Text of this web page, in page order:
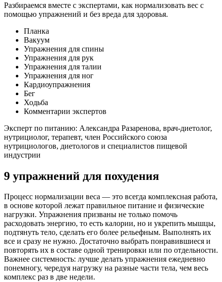
Разбираемся вместе с экспертами, как нормализовать вес с
помощью упражнений и без вреда для здоровья.
Планка
Вакуум
Упражнения для спины
Упражнения для рук
Упражнения для талии
Упражнения для ног
Кардиоупражнения
Бег
Ходьба
Комментарии экспертов
Эксперт по питанию: Александра Разаренова, врач-диетолог,
нутрициолог, терапевт, член Российского союза
нутрициологов, диетологов и специалистов пищевой
индустрии
9 упражнений для похудения
Процесс нормализации веса — это всегда комплексная работа,
в основе которой лежат правильное питание и физические
нагрузки. Упражнения призваны не только помочь
расходовать энергию, то есть калории, но и укрепить мышцы,
подтянуть тело, сделать его более рельефным. Выполнять их
все и сразу не нужно. Достаточно выбрать понравившиеся и
повторять их в составе одной тренировки или по отдельности.
Важнее системность: лучше делать упражнения ежедневно
понемногу, чередуя нагрузку на разные части тела, чем весь
комплекс раз в две недели.